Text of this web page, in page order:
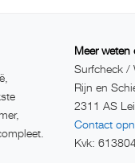
Meer weten
Surfcheck /
Rijn en
2311 AS
Contact
Kvk: